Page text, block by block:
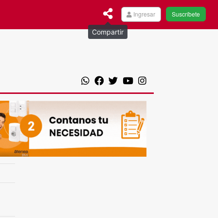
Suscríbete
Ingresar
Compartir